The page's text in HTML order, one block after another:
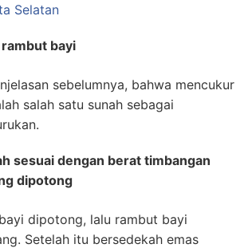
Selatan
bayi
sebelumnya, bahwa mencukur
salah satu sunah sebagai
sesuai dengan berat timbangan
dipotong
dipotong, lalu rambut bayi
Setelah itu bersedekah emas